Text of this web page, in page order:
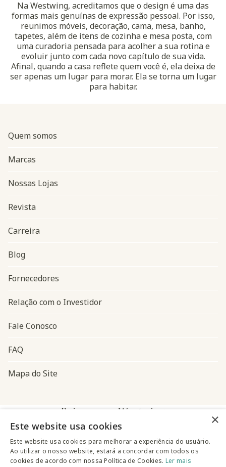
Na Westwing, acreditamos que o design é uma das
formas mais genuínas de expressão pessoal. Por isso,
reunimos móveis, decoração, cama, mesa, banho,
tapetes, além de itens de cozinha e mesa posta, com
uma curadoria pensada para acolher a sua rotina e
evoluir junto com cada novo capítulo de sua vida.
Afinal, quando a casa reflete quem você é, ela deixa de
ser apenas um lugar para morar. Ela se torna um lugar
para habitar.
Navegação do rodapé
Quem somos
Marcas
Nossas Lojas
Revista
Carreira
Blog
Fornecedores
Relação com o Investidor
Fale Conosco
FAQ
Mapa do Site
Baixe o app Westwing
×
Este website usa cookies
Este website usa cookies para melhorar a experiência do usuário.
Ao utilizar o nosso website, estará a concordar com todos os
cookies de acordo com nossa Política de Cookies. Ler mais